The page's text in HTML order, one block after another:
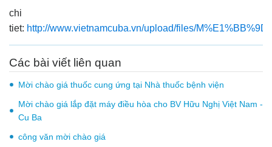
2026
chi
tiet: http://www.vietnamcuba.vn/upload/files/
Các bài viết liên quan
Mời chào giá thuốc cung ứng tại Nhà thuốc bệnh viện
Mời chào giá lắp đặt máy điều hòa cho BV Hữu Nghị Việt Nam -
Cu Ba
công văn mời chào giá